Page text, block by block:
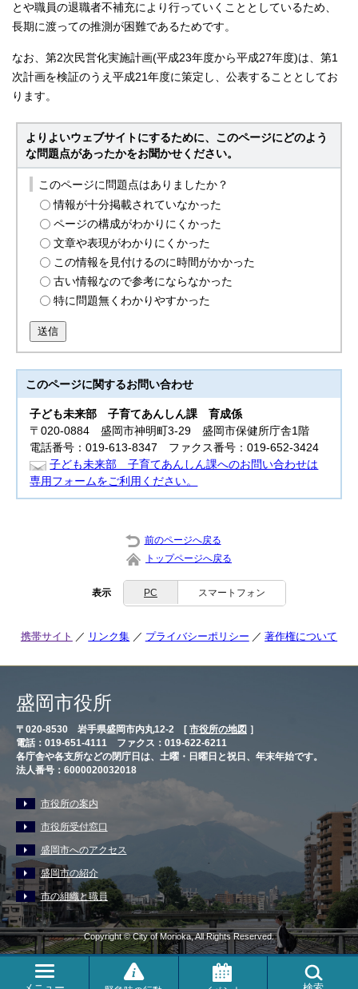
とや職員の退職者不補充により行っていくこととしているため、
長期に渡っての推測が困難であるためです。
なお、第2次民営化実施計画(平成23年度から平成27年度)は、第1
次計画を検証のうえ平成21年度に策定し、公表することとしてお
ります。
よりよいウェブサイトにするために、このページにどのよう
な問題点があったかをお聞かせください。
このページに問題点はありましたか？
情報が十分掲載されていなかった
ページの構成がわかりにくかった
文章や表現がわかりにくかった
この情報を見付けるのに時間がかかった
古い情報なので参考にならなかった
特に問題無くわかりやすかった
送信
このページに関するお問い合わせ
子ども未来部子育てあんしん課 育成係
〒020-0884 盛岡市神明町3-29 盛岡市保健所庁舎1階
電話番号：019-613-8347 ファクス番号：019-652-3424
子ども未来部 子育てあんしん課へのお問い合わせは
専用フォームをご利用ください。
前のページへ戻る
トップページへ戻る
表示 PC スマートフォン
携帯サイト リンク集 プライバシーポリシー 著作権について
盛岡市役所
〒020-8530 岩手県盛岡市内丸12-2 [ 市役所の地図 ］
電話：019-651-4111 ファクス：019-622-6211
各庁舎や各支所などの閉庁日は、土曜・日曜日と祝日、年末年始です。
法人番号：6000020032018
市役所の案内
市役所受付窓口
盛岡市へのアクセス
盛岡市の紹介
市の組織と職員
Copyright © City of Morioka, All Rights Reserved.